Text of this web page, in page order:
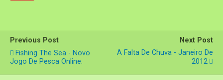
Previous Post
Fishing The Sea - Novo
Jogo De Pesca Online.
Next Post
A Falta De Chuva - Janeiro De
2012